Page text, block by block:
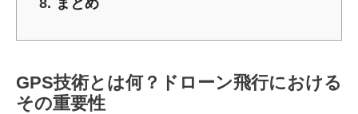
GPS技術とは何？ドローン飛行における
その重要性